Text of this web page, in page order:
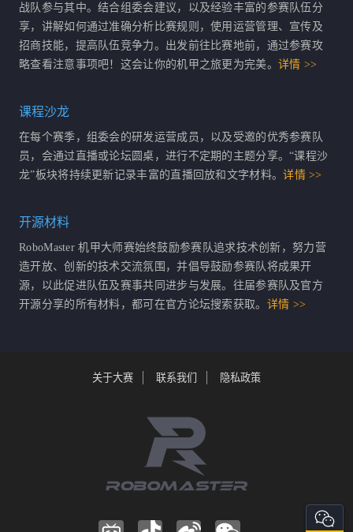
战队参与其中。结合组委会建议，以及经验丰富的参赛队伍分
享，讲解如何通过准确分析比赛规则，使用运营管理、宣传及
招商技能，提高队伍竞争力。出发前往比赛地前，通过参赛攻
略查看注意事项吧！这会让你的机甲之旅更为完美。 详情 >>
课程沙龙
在每个赛季，组委会的研发运营成员，以及受邀的优秀参赛队
员，会通过直播或论坛圆桌，进行不定期的主题分享。“课程沙
龙”板块将持续更新记录丰富的直播回放和文字材料。详情 >>
开源材料
RoboMaster 机甲大师赛始终鼓励参赛队追求技术创新，努力营
造开放、创新的技术交流氛围，并倡导鼓励参赛队将成果开
源，以此促进队伍及赛事共同进步与发展。往届参赛队及官方
开源分享的所有材料，都可在官方论坛搜索获取。 详情 >>
关于大赛 联系我们 隐私政策